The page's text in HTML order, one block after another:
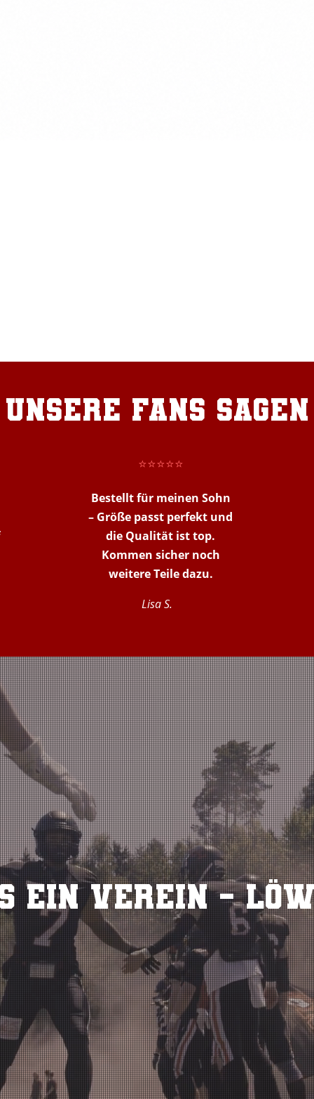
unsere Fans sagen
​⭐⭐⭐⭐⭐
Bestellt für meinen Sohn
– Größe passt perfekt und
die Qualität ist top.
Kommen sicher noch
weitere Teile dazu.
Lisa S.
ein Verein -